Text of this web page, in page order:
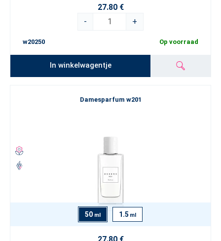
27.80 €
-
+
w20250 Op voorraad
In winkelwagentje
Damesparfum w201
50 ml 1.5 ml